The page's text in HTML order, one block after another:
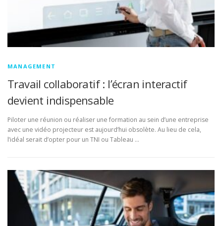
MANAGEMENT
Travail collaboratif : l’écran interactif
devient indispensable
Piloter une réunion ou réaliser une formation au sein d’une entreprise
avec une vidéo projecteur est aujourd’hui obsolète. Au lieu de cela,
l’idéal serait d’opter pour un TNI ou Tableau …